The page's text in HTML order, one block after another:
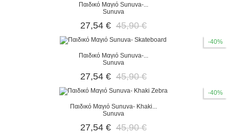
Παιδικό Μαγιό Sunuva-...
Sunuva
27,54 € 45,90 €
-40%
Παιδικό Μαγιό Sunuva-...
Sunuva
27,54 € 45,90 €
-40%
Παιδικό Μαγιό Sunuva- Khaki...
Sunuva
27,54 € 45,90 €